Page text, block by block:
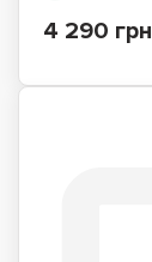
4 290 грн